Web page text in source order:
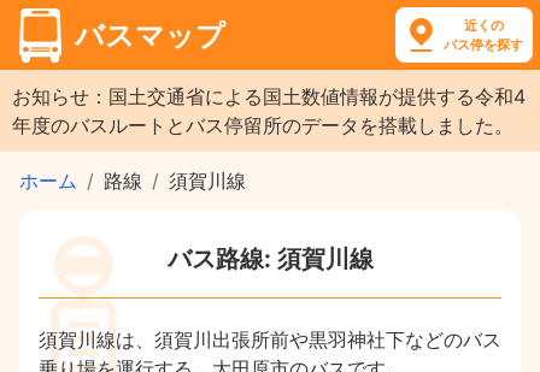
バスマップ
近くの
バス停を探す
お知らせ：国土交通省による国土数値情報が提供する令和4
年度のバスルートとバス停留所のデータを搭載しました。
ホーム 路線 須賀川線
バス路線: 須賀川線
須賀川線は、須賀川出張所前や黒羽神社下などのバス